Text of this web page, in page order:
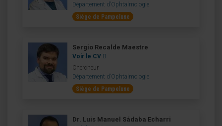
Département d’Ophtalmologie
Siège de Pampelune
Sergio Recalde Maestre
Voir le CV
Chercheur
Département d’Ophtalmologie
Siège de Pampelune
Dr. Luis Manuel Sádaba Echarri